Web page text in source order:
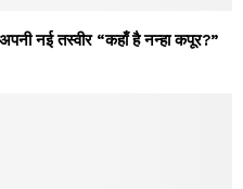
नई तस्वीर “कहाँ है नन्हा कपूर?”